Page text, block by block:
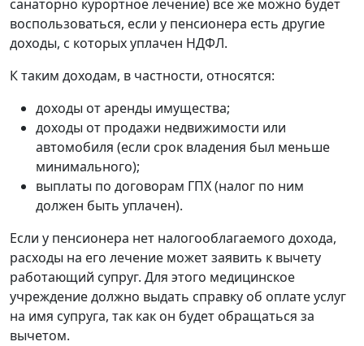
санаторно курортное лечение) все же можно будет
воспользоваться, если у пенсионера есть другие
доходы, с которых уплачен НДФЛ.
К таким доходам, в частности, относятся:
доходы от аренды имущества;
доходы от продажи недвижимости или
автомобиля (если срок владения был меньше
минимального);
выплаты по договорам ГПХ (налог по ним
должен быть уплачен).
Если у пенсионера нет налогооблагаемого дохода,
расходы на его лечение может заявить к вычету
работающий супруг. Для этого медицинское
учреждение должно выдать справку об оплате услуг
на имя супруга, так как он будет обращаться за
вычетом.